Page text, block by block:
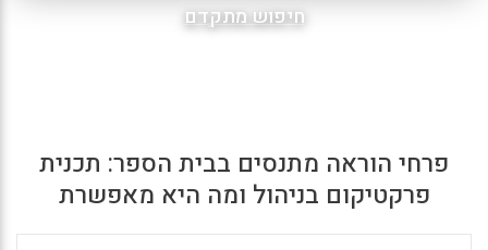
חיפוש מתקדם
פרחי הוראה מתנסים בבית הספר: תכנית
פרקטיקום בניהול ומה היא מאפשרת